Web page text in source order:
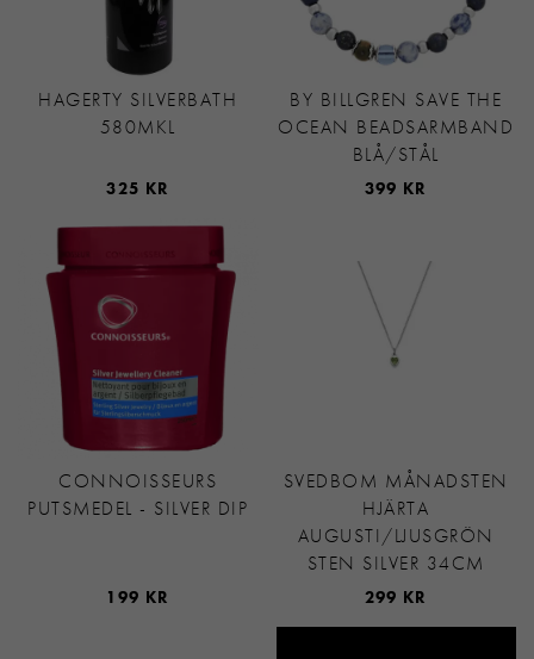
HAGERTY SILVERBATH
580MKL
325 KR
BY BILLGREN SAVE THE
OCEAN BEADSARMBAND
BLÅ/STÅL
399 KR
CONNOISSEURS
PUTSMEDEL - SILVER DIP
199 KR
SVEDBOM MÅNADSTEN
HJÄRTA
AUGUSTI/LJUSGRÖN
STEN SILVER 34CM
299 KR